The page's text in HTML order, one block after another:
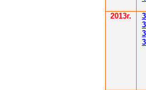
2013г.